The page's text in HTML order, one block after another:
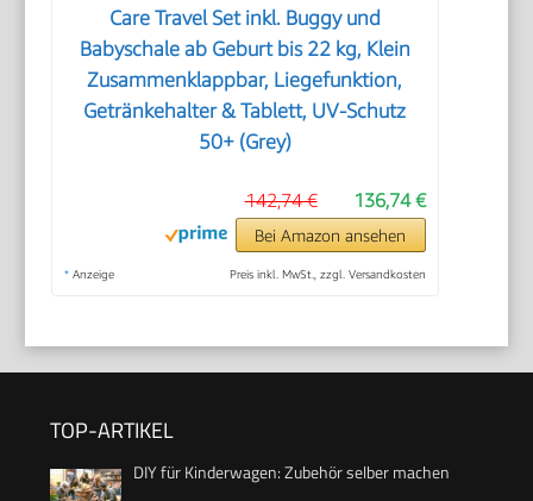
Care Travel Set inkl. Buggy und
Babyschale ab Geburt bis 22 kg, Klein
Zusammenklappbar, Liegefunktion,
Getränkehalter & Tablett, UV-Schutz
50+ (Grey)
136,74 €
142,74 €
Bei Amazon ansehen
* Anzeige Preis inkl. MwSt., zzgl. Versandkosten
TOP-ARTIKEL
DIY für Kinderwagen: Zubehör selber machen